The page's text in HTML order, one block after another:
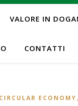
VALORE IN
CONTATTI
CIRCULAR ECONOMY,